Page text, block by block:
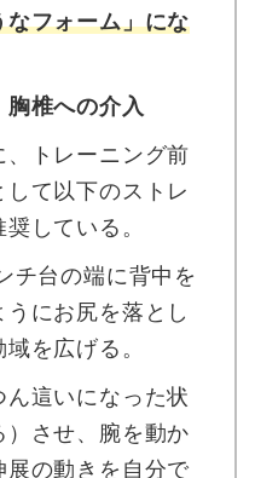
フォーム」にな
椎への介入
トレーニング前
て以下のストレ
している。
チ台の端に背中を
にお尻を落とし
を広げる。
這いになった状
させ、腕を動か
展の動きを自分で